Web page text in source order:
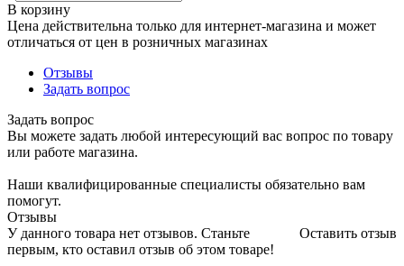
В корзину
Цена действительна только для интернет-магазина и может
отличаться от цен в розничных магазинах
Отзывы
Задать вопрос
Задать вопрос
Вы можете задать любой интересующий вас вопрос по товару
или работе магазина.
Наши квалифицированные специалисты обязательно вам
помогут.
Отзывы
Оставить отзыв
У данного товара нет отзывов. Станьте
первым, кто оставил отзыв об этом товаре!